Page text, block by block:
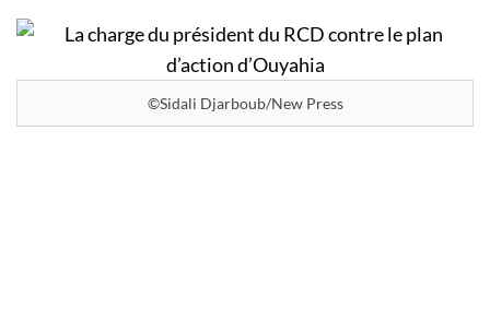
©Sidali Djarboub/New Press